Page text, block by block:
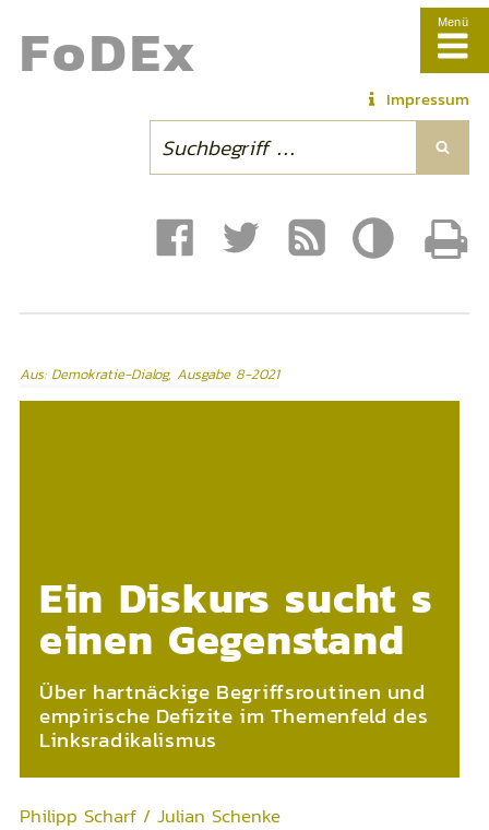
Menü
Impressum
FoDEx
Aus: Demokratie-Dialog, Ausgabe 8-2021
Ein Diskurs sucht s
einen Gegenstand
Über hartnäckige Begriffsroutinen und
empirische Defizite im Themenfeld des
Linksradikalismus
Philipp Scharf / Julian Schenke